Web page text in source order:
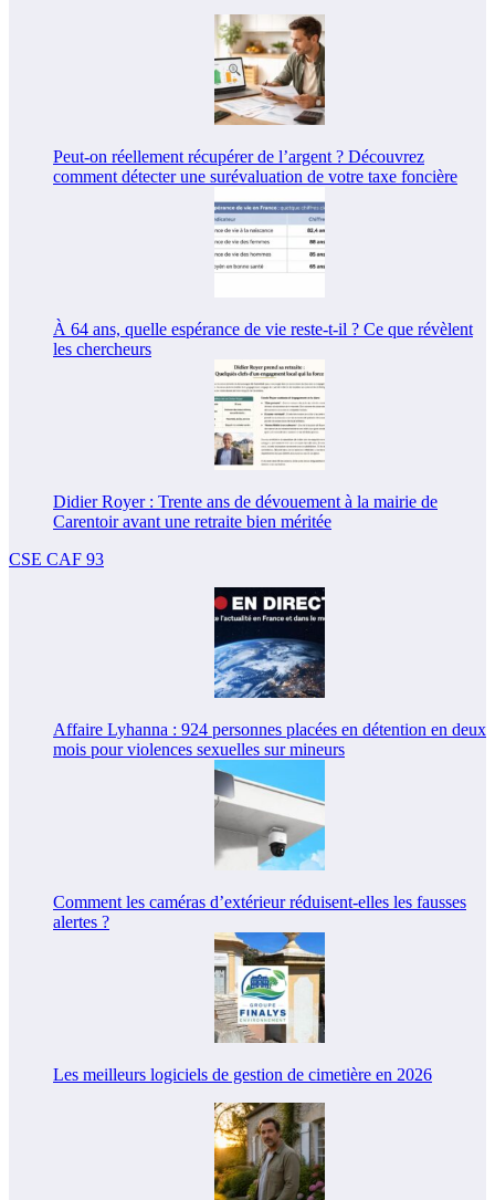
Peut-on réellement récupérer de l’argent ? Découvrez
comment détecter une surévaluation de votre taxe foncière
À 64 ans, quelle espérance de vie reste-t-il ? Ce que révèlent
les chercheurs
Didier Royer : Trente ans de dévouement à la mairie de
Carentoir avant une retraite bien méritée
CSE CAF 93
Affaire Lyhanna : 924 personnes placées en détention en deux
mois pour violences sexuelles sur mineurs
Comment les caméras d’extérieur réduisent-elles les fausses
alertes ?
Les meilleurs logiciels de gestion de cimetière en 2026